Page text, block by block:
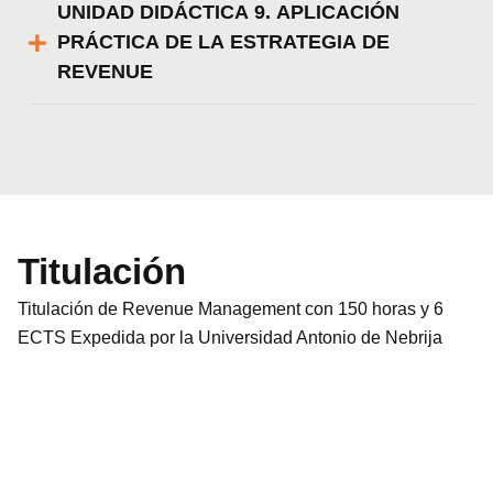
UNIDAD DIDÁCTICA 9. APLICACIÓN
PRÁCTICA DE LA ESTRATEGIA DE
REVENUE
Titulación
Titulación de Revenue Management con 150 horas y 6
ECTS Expedida por la Universidad Antonio de Nebrija